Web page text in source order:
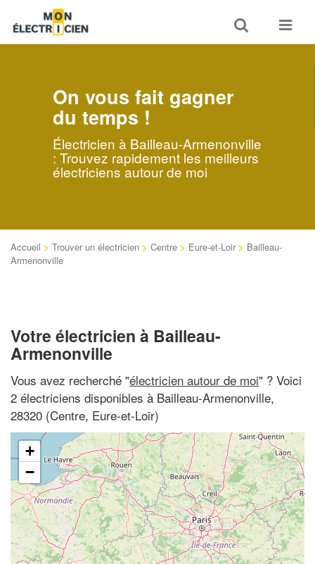
Toggle
search
Toggle
On vous fait gagner
du temps !
Électricien à Bailleau-Armenonville
: Trouvez rapidement les meilleurs
électriciens autour de moi
Accueil > Trouver un électricien > Centre > Eure-et-Loir > Bailleau-
Armenonville
Votre électricien à Bailleau-
Armenonville
Vous avez recherché "électricien autour de moi" ? Voici
2 électriciens disponibles à Bailleau-Armenonville,
28320 (Centre, Eure-et-Loir)
+
−